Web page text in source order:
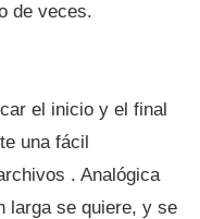
de veces.
el inicio y el final
una fácil
. Analógica
larga se quiere, y se